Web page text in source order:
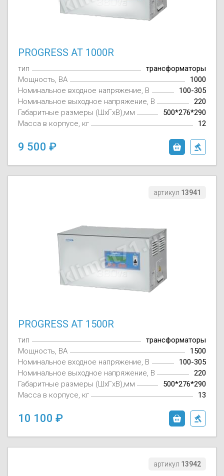
PROGRESS AT 1000R
тип
трансформаторы
Мощность, ВА
1000
Номинальное входное напряжение, В
100-305
Номинальное выходное напряжение, В
220
Габаритные размеры (ШxГxВ),мм
500*276*290
Масса в корпусе, кг
12
9 500
артикул 13941
PROGRESS AT 1500R
тип
трансформаторы
Мощность, ВА
1500
Номинальное входное напряжение, В
100-305
Номинальное выходное напряжение, В
220
Габаритные размеры (ШxГxВ),мм
500*276*290
Масса в корпусе, кг
13
10 100
артикул 13942
Осушители
отработанном